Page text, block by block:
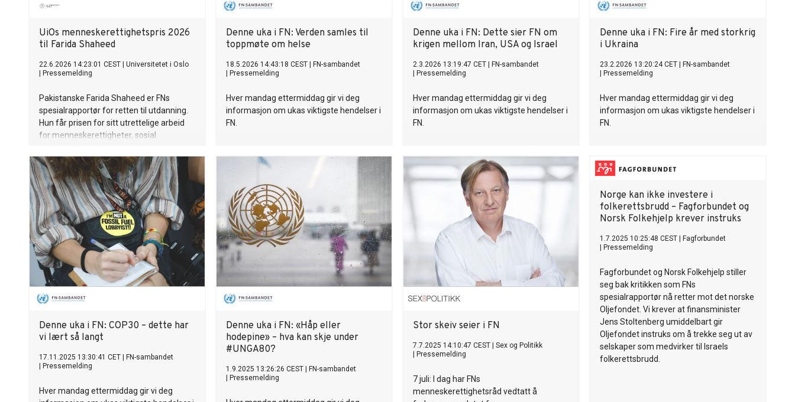
UiOs menneskerettighetspris 2026
til Farida Shaheed
22.6.2026 14:23:01 CEST
Universitetet i Oslo
Pressemelding
Pakistanske Farida Shaheed er FNs
spesialrapportør for retten til utdanning.
Hun får prisen for sitt utrettelige arbeid
for menneskerettigheter, sosial
Denne uka i FN: Verden samles til
toppmøte om helse
18.5.2026 14:43:18 CEST
FN-sambandet
Pressemelding
Hver mandag ettermiddag gir vi deg
informasjon om ukas viktigste hendelser i
FN.
Denne uka i FN: Dette sier FN om
krigen mellom Iran, USA og Israel
2.3.2026 13:19:47 CET
FN-sambandet
Pressemelding
Hver mandag ettermiddag gir vi deg
informasjon om ukas viktigste hendelser i
FN.
Denne uka i FN: Fire år med storkrig
i Ukraina
23.2.2026 13:20:24 CET
FN-sambandet
Pressemelding
Hver mandag ettermiddag gir vi deg
informasjon om ukas viktigste hendelser i
FN.
Denne uka i FN: COP30 – dette har
vi lært så langt
17.11.2025 13:30:41 CET
FN-sambandet
Pressemelding
Hver mandag ettermiddag gir vi deg
Denne uka i FN: «Håp eller
hodepine» – hva kan skje under
#UNGA80?
1.9.2025 13:26:26 CEST
FN-sambandet
Pressemelding
Stor skeiv seier i FN
7.7.2025 14:10:47 CEST
Sex og Politikk
Pressemelding
7 juli: I dag har FNs
menneskerettighetsråd vedtatt å
Norge kan ikke investere i
folkerettsbrudd – Fagforbundet og
Norsk Folkehjelp krever instruks
1.7.2025 10:25:48 CEST
Fagforbundet
Pressemelding
Fagforbundet og Norsk Folkehjelp stiller
seg bak kritikken som FNs
spesialrapportør nå retter mot det norske
Oljefondet. Vi krever at finansminister
Jens Stoltenberg umiddelbart gir
Oljefondet instruks om å trekke seg ut av
selskaper som medvirker til Israels
folkerettsbrudd.